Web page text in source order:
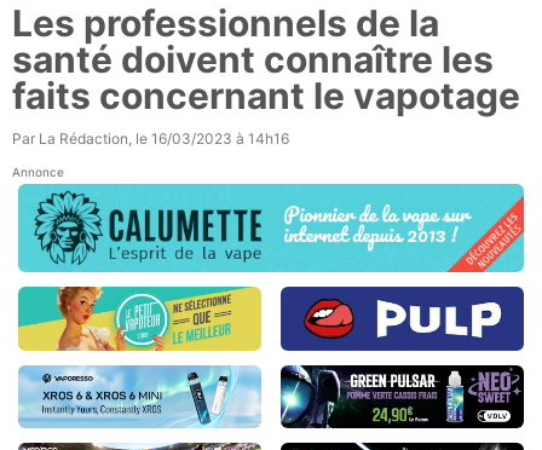
Les professionnels de la
santé doivent connaître les
faits concernant le vapotage
Par La Rédaction, le 16/03/2023 à 14h16
Annonce